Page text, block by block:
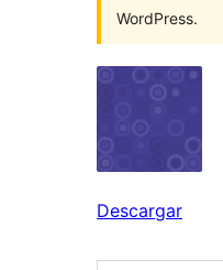
WordPress.
Descargar